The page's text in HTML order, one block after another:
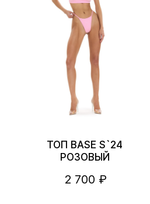
ТОП BASE S`24
РОЗОВЫЙ
2 700 ₽